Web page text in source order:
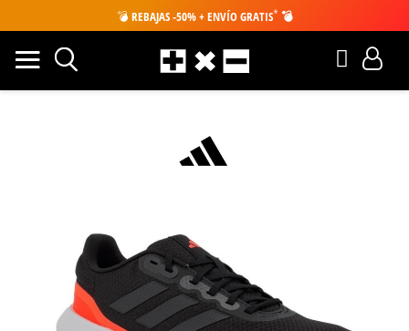
💣 REBAJAS -50% + ENVÍO GRATIS* 💣